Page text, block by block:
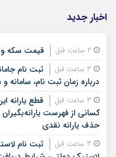
اخبار جدید
قیمت سکه و طلا
درباره زمان ثبت نام،
کسانی از فهرست
حذف یارانه نقدی